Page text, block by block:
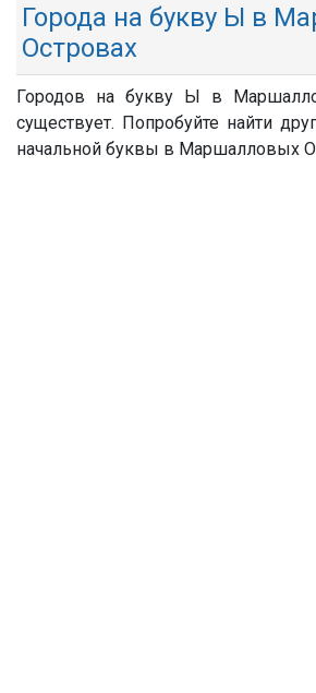
Города на букву Ы в
Островах
Городов на букву Ы в
существует. Попробуйте найти
начальной буквы в Маршалловых